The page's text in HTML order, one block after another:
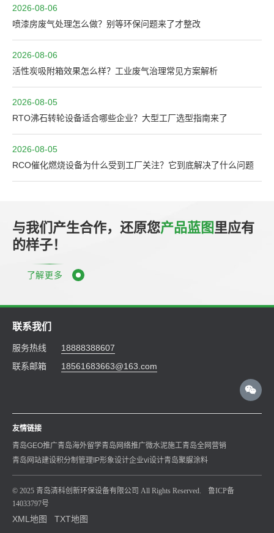
2026-08-06
喷漆房废气处理怎么做？别等环保问题来了才整改
2026-08-06
活性炭吸附箱效果怎么样？工业废气治理常见方案解析
2026-08-05
RTO沸石转轮设备适合哪些企业？大型工厂选型指南来了
2026-08-05
RCO催化燃烧设备为什么受到工厂关注？它到底解决了什么问题
与我们产生合作，还原您产品蓝图里应有
的样子！
了解更多
联系我们
服务热线
18888388607
联系邮箱
18561683663@163.com
友情链接
青岛GEO推广青岛海外留学青岛网络推广微水泥施工青岛全网营销
青岛网站建设积分制管理 IP形象设计企业vi设计青岛聚脲涂料
© 2025 青岛清科创新环保设备有限公司 All Rights Reserved.
鲁ICP备
14033797号
XML地图 TXT地图